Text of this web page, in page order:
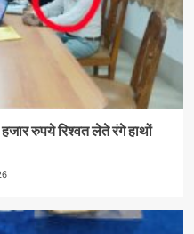
हजार रुपये रिश्वत लेते रंगे हाथों